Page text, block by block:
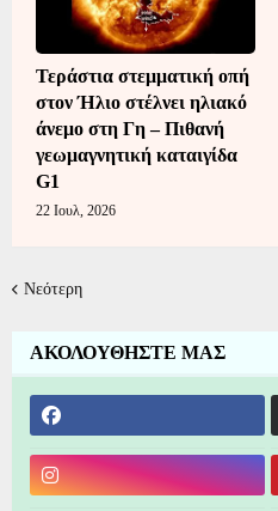
Τεράστια στεμματική οπή
στον Ήλιο στέλνει ηλιακό
άνεμο στη Γη – Πιθανή
γεωμαγνητική καταιγίδα
G1
22 Ιουλ, 2026
Νεότερη
ΑΚΟΛΟΥΘΗΣΤΕ ΜΑΣ